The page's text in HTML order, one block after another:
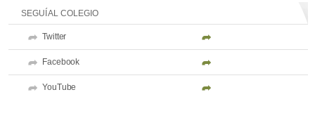
SEGUÍ AL COLEGIO
Twitter
Facebook
YouTube